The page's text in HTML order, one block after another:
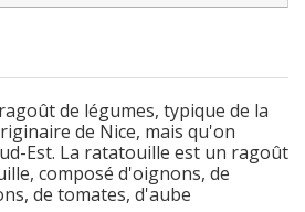
de légumes, typique de la
de Nice, mais qu'on
Est. La ratatouille est un ragoût
composé d'oignons, de
de tomates, d'aube